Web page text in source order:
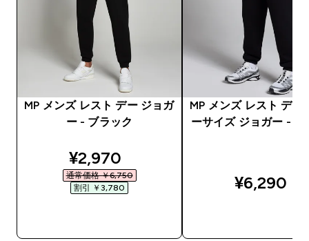
MP メンズ レスト デー ジョガ
ー - ブラック
discounted price
¥2,970‎
通常価格 ￥6,750‎
割引 ￥3,780‎
MP メンズ レスト デー
ーサイズ ジョガー - ブ
¥6,290‎